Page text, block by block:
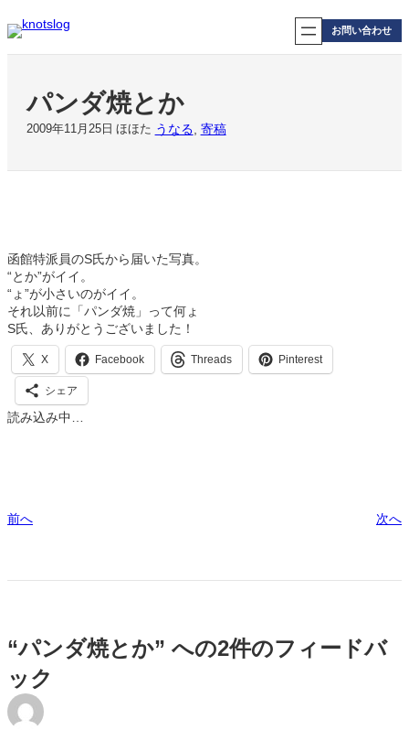
容
お問い合わせ
パンダ焼とか
2009年11月25日 ほほた うなる, 寄稿
函館特派員のS氏から届いた写真。
“とか”がイイ。
“ょ”が小さいのがイイ。
それ以前に「パンダ焼」って何ょ
S氏、ありがとうございました！
X Facebook Threads Pinterest
シェア
読み込み中…
前へ 次へ
“パンダ焼とか” への2件のフィードバ
ック